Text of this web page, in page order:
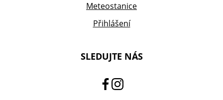
Meteostanice
Přihlášení
SLEDUJTE NÁS